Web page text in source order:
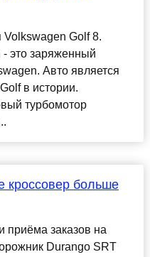
Golf 8.
это заряженный
Авто является
в истории.
турбомотор
больше
приёма заказов на
Durango SRT